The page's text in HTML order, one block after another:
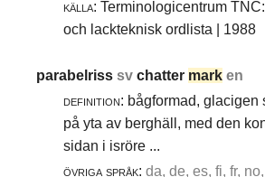
källa: Terminologicentrum
och lackteknisk ordlista | 1988
parabelrisssvchatter mark en
definition: bågformad, glacigen
på yta av berghäll, med den
sidan i isröre ...
övriga språk: da, de, es, fi, fr,